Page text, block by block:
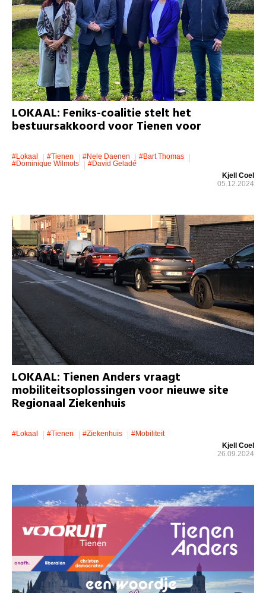
LOKAAL: Feniks-coalitie stelt het
bestuursakkoord voor Tienen voor
#lokaal #Tienen #Nele Daenen
#Bart Thomas
#Dominique Wilmots
#David Geladé
Kjell Coel
05.12.2024
LOKAAL: Tienen Anders vraagt
mobiliteitsoplossingen voor nieuwe site
Regionaal Ziekenhuis
#lokaal #Tienen #ziekenhuis
#mobiliteit
Kjell Coel
26.09.2024